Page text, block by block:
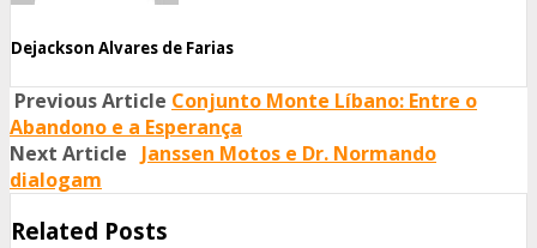
Dejackson Alvares de Farias
Previous Article Conjunto Monte Líbano: Entre o
Abandono e a Esperança
Next Article
Janssen Motos e Dr. Normando
dialogam
Related Posts